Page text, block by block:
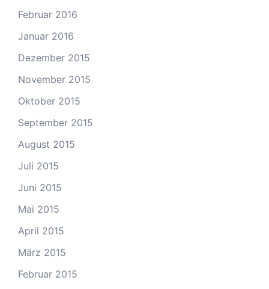
Februar 2016
Januar 2016
Dezember 2015
November 2015
Oktober 2015
September 2015
August 2015
Juli 2015
Juni 2015
Mai 2015
April 2015
März 2015
Februar 2015